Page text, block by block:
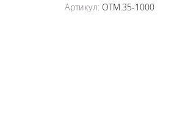
Артикул: OTM.35-1000